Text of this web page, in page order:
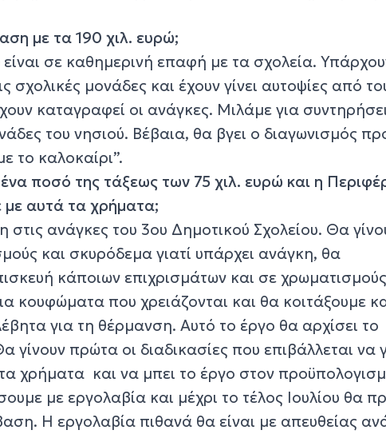
με τα 190 χιλ. ευρώ;
σε καθημερινή επαφή με τα σχολεία.
σχολικές μονάδες και έχουν γίνει αυτοψίες από
καταγραφεί οι ανάγκες. Μιλάμε για
του νησιού. Βέβαια, θα βγει ο διαγωνισμός
το καλοκαίρι”.
ποσό της τάξεως των 75 χιλ. ευρώ και η
με αυτά τα χρήματα;
ανάγκες του 3ου Δημοτικού Σχολείου. Θα
και σκυρόδεμα γιατί υπάρχει ανάγκη, θα
κάποιων επιχρισμάτων και σε
κουφώματα που χρειάζονται και θα κοιτάξουμε
για τη θέρμανση. Αυτό το έργο θα αρχίσει το
γίνουν πρώτα οι διαδικασίες που επιβάλλεται να
χρήματα και να μπει το έργο στον
με εργολαβία και μέχρι το τέλος Ιουλίου θα
Η εργολαβία πιθανά θα είναι με απευθείας